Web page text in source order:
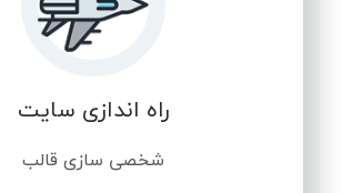
راه اندازی سایت
شخصی سازی قالب